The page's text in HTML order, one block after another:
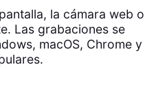
la cámara web o
Las grabaciones se
macOS, Chrome y